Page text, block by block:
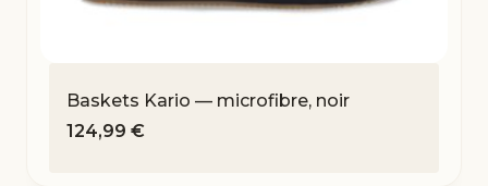
Baskets Kario — microfibre, noir
124,99 €